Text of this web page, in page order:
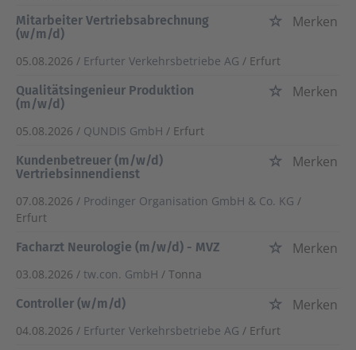
Mitarbeiter Vertriebsabrechnung
(w/m/d)
Merken
05.08.2026 / Erfurter Verkehrsbetriebe AG / Erfurt
Qualitätsingenieur Produktion
(m/w/d)
Merken
05.08.2026 / QUNDIS GmbH / Erfurt
Kundenbetreuer (m/w/d)
Vertriebsinnendienst
Merken
07.08.2026 / Prodinger Organisation GmbH & Co. KG /
Erfurt
Facharzt Neurologie (m/w/d) - MVZ
Merken
03.08.2026 / tw.con. GmbH / Tonna
Controller (w/m/d)
Merken
04.08.2026 / Erfurter Verkehrsbetriebe AG / Erfurt